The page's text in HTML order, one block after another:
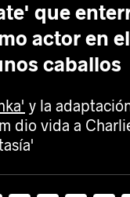
que
actor en
caballos
y la
dio vida a